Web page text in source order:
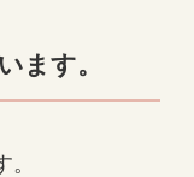
ます。